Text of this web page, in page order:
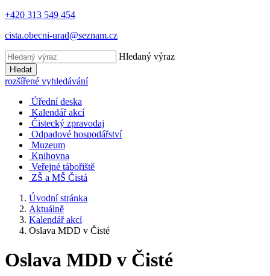
+420 313 549 454
cista.obecni-urad@seznam.cz
Hledaný výraz
Hledat
rozšířené vyhledávání
Úřední deska
Kalendář akcí
Čistecký zpravodaj
Odpadové hospodářství
Muzeum
Knihovna
Veřejné tábořiště
ZŠ a MŠ Čistá
Úvodní stránka
Aktuálně
Kalendář akcí
Oslava MDD v Čisté
Oslava MDD v Čisté